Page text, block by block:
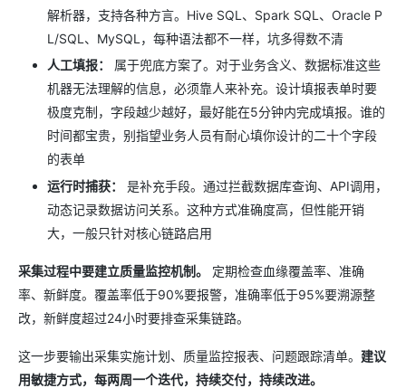
解析器，支持各种方言。Hive SQL、Spark SQL、Oracle P
L/SQL、MySQL，每种语法都不一样，坑多得数不清
人工填报：
属于兜底方案了。对于业务含义、数据标准这些
机器无法理解的信息，必须靠人来补充。设计填报表单时要
极度克制，字段越少越好，最好能在5分钟内完成填报。谁的
时间都宝贵，别指望业务人员有耐心填你设计的二十个字段
的表单
运行时捕获：
是补充手段。通过拦截数据库查询、API调用，
动态记录数据访问关系。这种方式准确度高，但性能开销
大，一般只针对核心链路启用
采集过程中要建立质量监控机制。
定期检查血缘覆盖率、准确
率、新鲜度。覆盖率低于90%要报警，准确率低于95%要溯源整
改，新鲜度超过24小时要排查采集链路。
这一步要输出采集实施计划、质量监控报表、问题跟踪清单。 建议
用敏捷方式，每两周一个迭代，持续交付，持续改进。